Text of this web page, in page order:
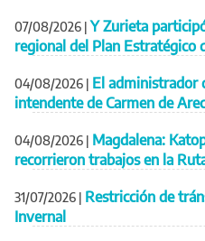
07/08/2026 | Y Zurieta
regional del Plan Estratégico
04/08/2026 | El administrador
intendente de Carmen de
04/08/2026 | Magdalena:
recorrieron trabajos en la
31/07/2026 | Restricción de
Invernal